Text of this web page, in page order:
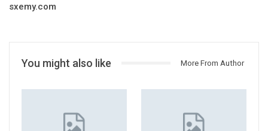
sxemy.com
You might also like More From Author